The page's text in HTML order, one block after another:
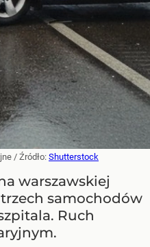
/ Źródło: Shutterstock
warszawskiej
trzech samochodów
Ruch